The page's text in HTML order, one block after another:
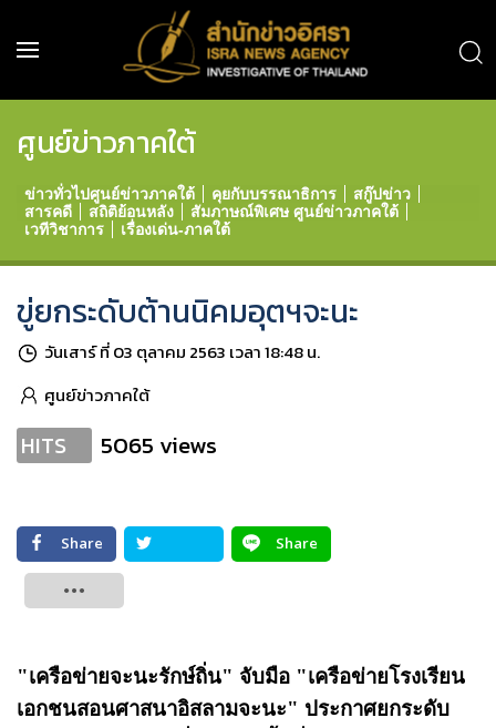
ศูนย์ข่าวภาคใต้
ข่าวทั่วไปศูนย์ข่าวภาคใต้ คุยกับบรรณาธิการ
สกู๊ปข่าว
สารคดี
สถิติย้อนหลัง
สัมภาษณ์พิเศษ ศูนย์ข่าวภาคใต้
เวทีวิชาการ
เรื่องเด่น-ภาคใต้
ขู่ยกระดับต้านนิคมอุตฯจะนะ
วันเสาร์ ที่ 03 ตุลาคม 2563 เวลา 18:48 น.
ศูนย์ข่าวภาคใต้
HITS 5065 views
Share
Share
"เครือข่ายจะนะรักษ์ถิ่น" จับมือ "เครือข่ายโรงเรียน
เอกชนสอนศาสนาอิสลามจะนะ" ประกาศยกระดับ